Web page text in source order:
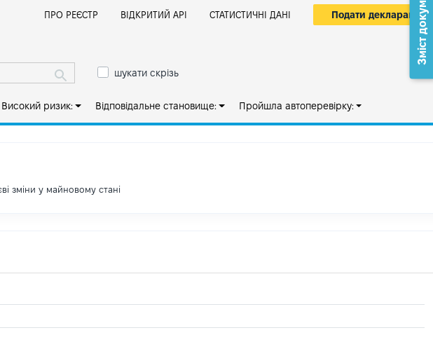
ПРО РЕЄСТР ВІДКРИТИЙ АРІ СТАТИСТИЧНІ ДАНІ Подати декларацію
шукати скрізь
Високий ризик: Відповідальне становище: Пройшла автоперевірку:
зміни y майновому стані
Зміст документа